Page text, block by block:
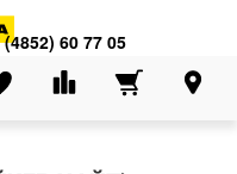
(4852) 60 77 05